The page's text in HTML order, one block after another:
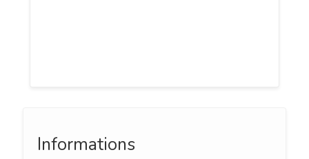
Informations